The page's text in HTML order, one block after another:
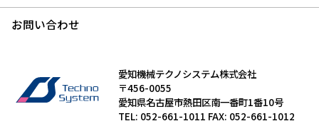
お問い合わせ
愛知機械テクノシステム株式会社
〒456-0055
愛知県名古屋市熱田区南一番町1番10号
TEL: 052-661-1011 FAX: 052-661-1012